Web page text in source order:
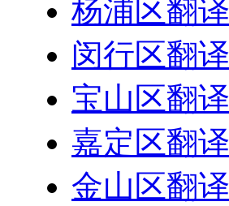
杨浦区翻译
闵行区翻译
宝山区翻译
嘉定区翻译
金山区翻译